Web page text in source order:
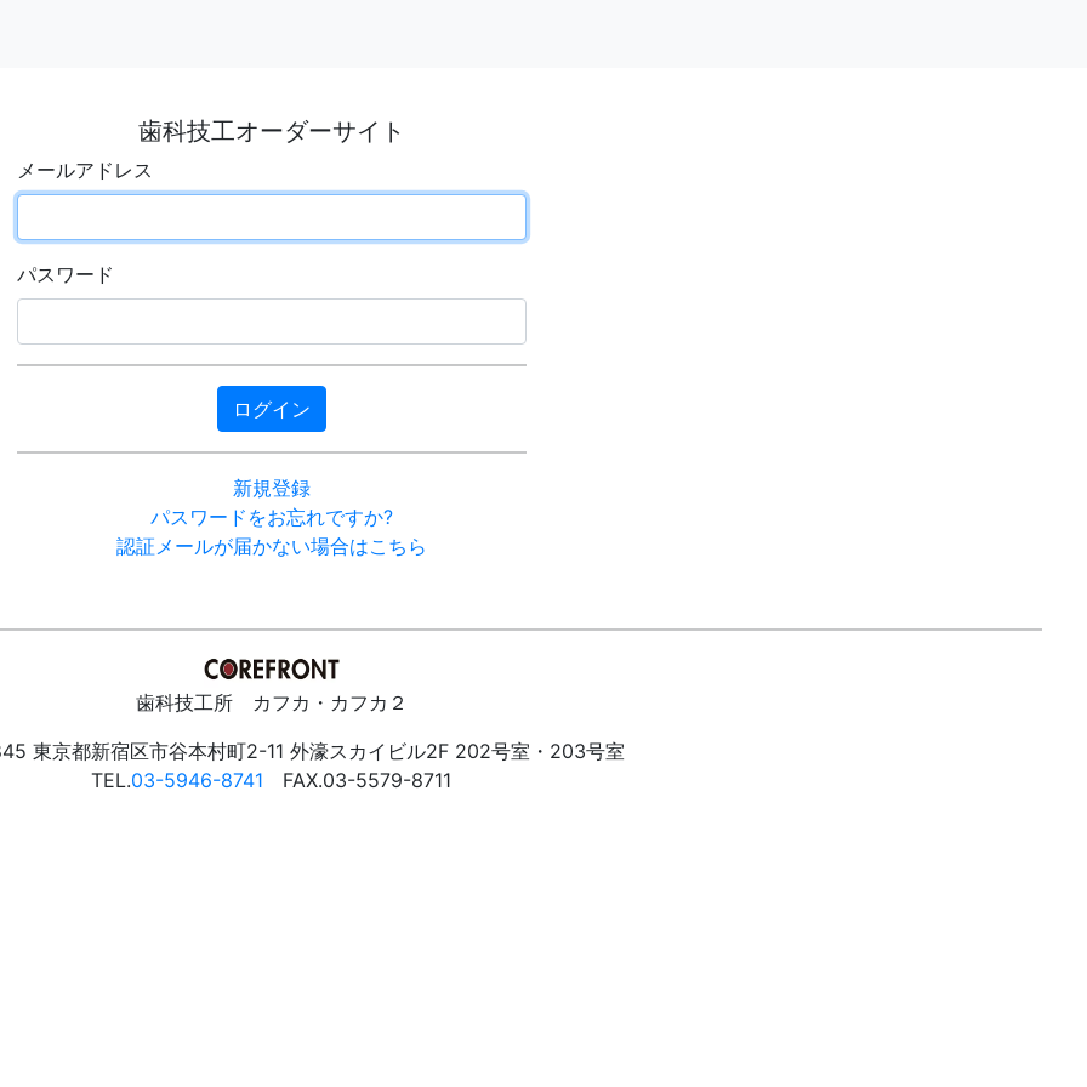
歯科技工オーダーサイト
メールアドレス
パスワード
新規登録
パスワードをお忘れですか?
認証メールが届かない場合はこちら
歯科技工所 カフカ・カフカ２
東京都新宿区市谷本村町2-11 外濠スカイビル2F 202号室・203号室
TEL.03-5946-8741 FAX.03-5579-8711